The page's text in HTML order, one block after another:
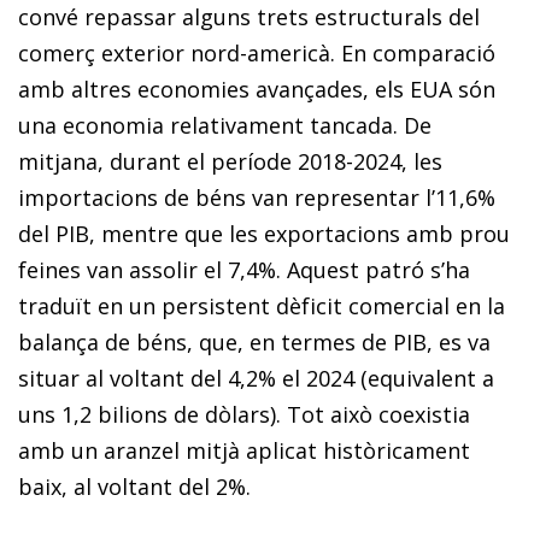
convé repassar alguns trets estructurals del
comerç exterior nord-americà. En comparació
amb altres economies avançades, els EUA són
una economia relativament tancada. De
mitjana, durant el període 2018-2024, les
importacions de béns van representar l’11,6%
del PIB, mentre que les exportacions amb prou
feines van assolir el 7,4%. Aquest patró s’ha
traduït en un persistent dèficit comercial en la
balança de béns, que, en termes de PIB, es va
situar al voltant del 4,2% el 2024 (equivalent a
uns 1,2 bilions de dòlars). Tot això coexistia
amb un aranzel mitjà aplicat històricament
baix, al voltant del 2%.